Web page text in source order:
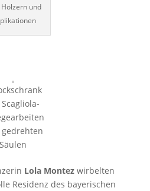
und
Säulen
Lola Montezwirbelten
Residenz des bayerischen